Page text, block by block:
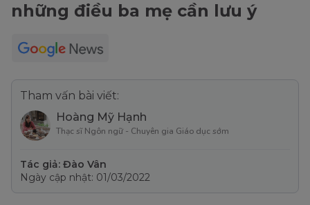
những điều ba mẹ cần lưu ý
Tham vấn bài viết:
Hoàng Mỹ Hạnh
Thạc sĩ Ngôn ngữ - Chuyên gia Giáo dục sớm
Tác giả: Đào Vân
Ngày cập nhật: 01/03/2022